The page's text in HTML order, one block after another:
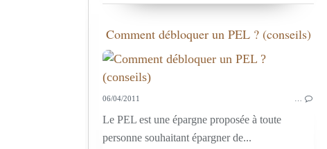
Comment débloquer un PEL ? (conseils)
06/04/2011
Le PEL est une épargne proposée à toute
personne souhaitant épargner de...